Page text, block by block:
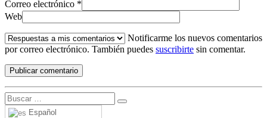
Correo electrónico *
Web
Notificarme los nuevos comentarios
por correo electrónico. También puedes suscribirte sin comentar.
Español